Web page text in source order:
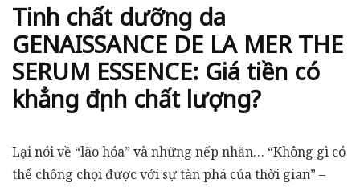
Tinh chất dưỡng da
GENAISSANCE DE LA MER THE
SERUM ESSENCE: Giá tiền có
khẳng định chất lượng?
Lại nói về “lão hóa” và những nếp nhăn… “Không gì có
thể chống chọi được với sự tàn phá của thời gian” –